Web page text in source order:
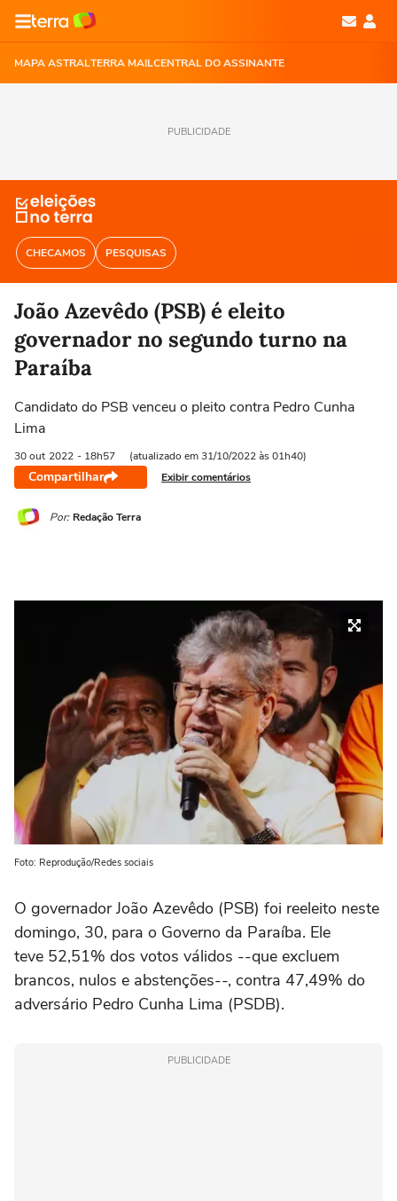
MAPA ASTRALTERRA MAILCENTRAL DO ASSINANTE
PUBLICIDADE
CHECAMOS PESQUISAS
João Azevêdo (PSB) é eleito
governador no segundo turno na
Paraíba
Candidato do PSB venceu o pleito contra Pedro Cunha
Lima
30 out 2022 - 18h57 (atualizado em 31/10/2022 às 01h40)
Compartilhar Exibir comentários
Por: Redação Terra
Foto: Reprodução/Redes sociais
O governador João Azevêdo (PSB) foi reeleito neste
domingo, 30, para o Governo da Paraíba. Ele
teve 52,51% dos votos válidos --que excluem
brancos, nulos e abstenções--, contra 47,49% do
adversário Pedro Cunha Lima (PSDB).
PUBLICIDADE